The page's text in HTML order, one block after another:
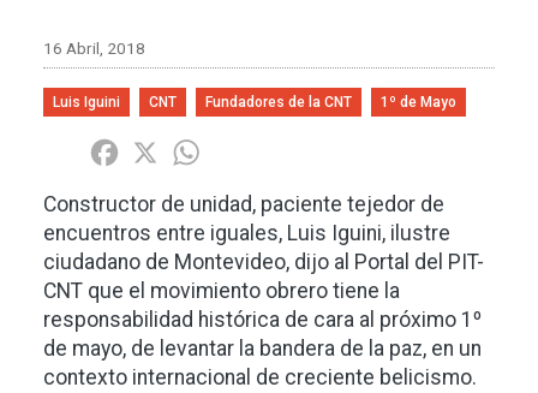
16 Abril, 2018
Luis Iguini CNT Fundadores de la CNT 1º de Mayo
Share Facebook
X
Constructor de unidad, paciente tejedor de
encuentros entre iguales, Luis Iguini, ilustre
ciudadano de Montevideo, dijo al Portal del PIT-
CNT que el movimiento obrero tiene la
responsabilidad histórica de cara al próximo 1º
de mayo, de levantar la bandera de la paz, en un
contexto internacional de creciente belicismo.